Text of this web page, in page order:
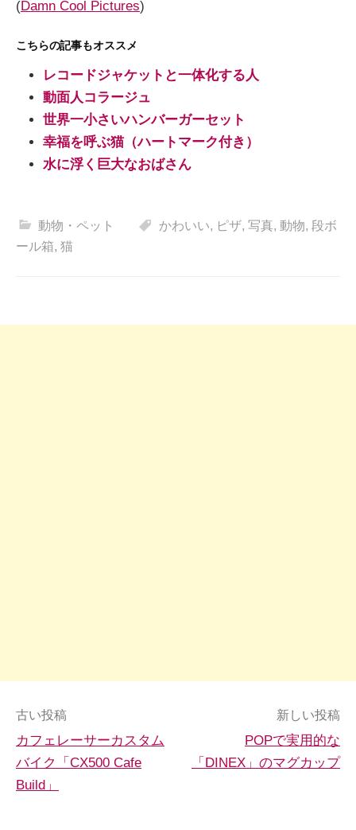
(Damn Cool Pictures)
こちらの記事もオススメ
レコードジャケットと一体化する人
動面人コラージュ
世界一小さいハンバーガーセット
幸福を呼ぶ猫（ハートマーク付き）
水に浮く巨大なおばさん
動物・ペット かわいい, ピザ, 写真, 動物, 段ボ
ール箱, 猫
投
稿
ナ
古い投稿
カフェレーサーカスタム
バイク「CX500 Cafe
Build」
新しい投稿
POPで実用的な
「DINEX」のマグカップ